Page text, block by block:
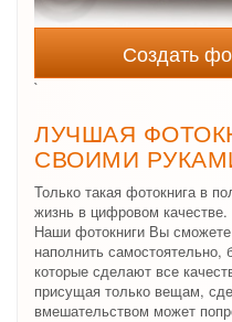
Создать
`
ЛУЧШАЯ
СВОИМИ
Только такая фотокнига в
жизнь в цифровом качестве.
Наши фотокниги Вы
наполнить самостоятельно,
которые сделают все
присущая только вещам,
вмешательством может